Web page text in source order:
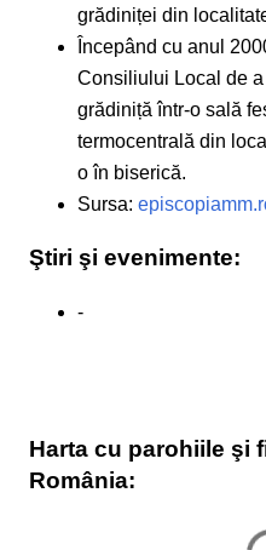
grădiniței din
Începând cu anul
Consiliului Local de
grădiniță într-o sală
termocentrală din
o în biserică.
Sursa:
Ştiri şi evenimente:
-
Harta cu parohiile şi
România: